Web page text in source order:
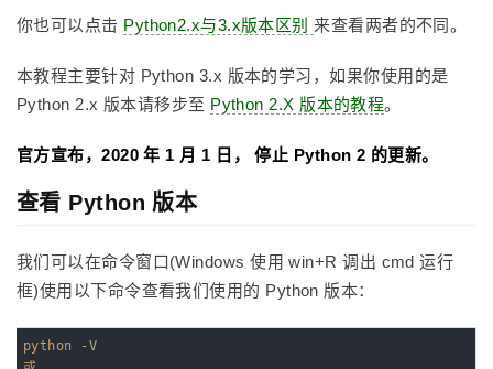
你也可以点击 Python2.x与3​​.x版本区别来查看两者的不同。
本教程主要针对 Python 3.x 版本的学习，如果你使用的是
Python 2.x 版本请移步至 Python 2.X 版本的教程。
官方宣布，2020 年 1 月 1 日， 停止 Python 2 的更新。
查看 Python 版本
我们可以在命令窗口(Windows 使用 win+R 调出 cmd 运行
框)使用以下命令查看我们使用的 Python 版本：
python
-V